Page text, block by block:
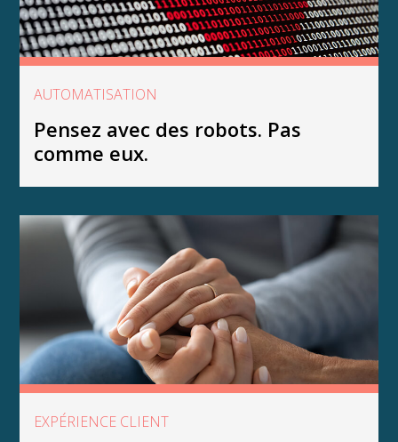
AUTOMATISATION
Pensez avec des robots. Pas
comme eux.
EXPÉRIENCE CLIENT